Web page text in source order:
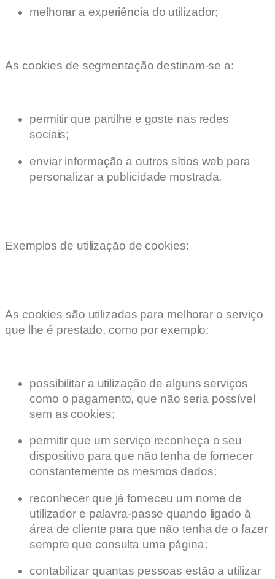
melhorar a experiência do utilizador;
As cookies de segmentação destinam-se a:
permitir que partilhe e goste nas redes
sociais;
enviar informação a outros sítios web para
personalizar a publicidade mostrada.
Exemplos de utilização de cookies:
As cookies são utilizadas para melhorar o serviço
que lhe é prestado, como por exemplo:
possibilitar a utilização de alguns serviços
como o pagamento, que não seria possível
sem as cookies;
permitir que um serviço reconheça o seu
dispositivo para que não tenha de fornecer
constantemente os mesmos dados;
reconhecer que já forneceu um nome de
utilizador e palavra-passe quando ligado à
área de cliente para que não tenha de o fazer
sempre que consulta uma página;
contabilizar quantas pessoas estão a utilizar